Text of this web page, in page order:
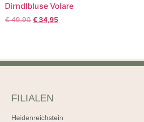
Dirndlbluse Volare
€49,90 €34,95
FILIALEN
Heidenreichstein